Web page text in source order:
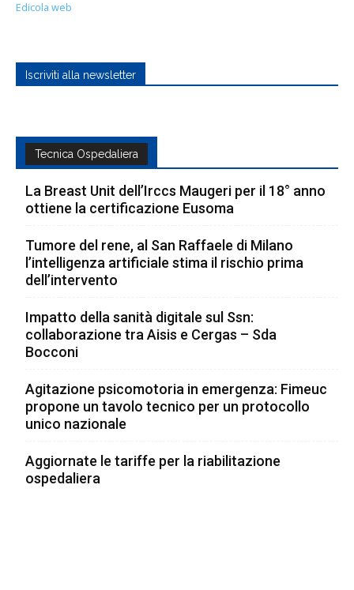
Edicola web
Iscriviti alla newsletter
Tecnica Ospedaliera
La Breast Unit dell’Irccs Maugeri per il 18° anno
ottiene la certificazione Eusoma
Tumore del rene, al San Raffaele di Milano
l’intelligenza artificiale stima il rischio prima
dell’intervento
Impatto della sanità digitale sul Ssn:
collaborazione tra Aisis e Cergas – Sda
Bocconi
Agitazione psicomotoria in emergenza: Fimeuc
propone un tavolo tecnico per un protocollo
unico nazionale
Aggiornate le tariffe per la riabilitazione
ospedaliera